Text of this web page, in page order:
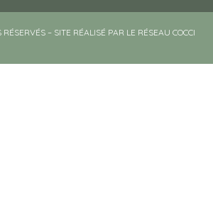
– SITE RÉALISÉ PAR LE RÉSEAU COCCI